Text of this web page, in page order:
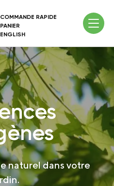
COMMANDE RAPIDE
PANIER
ENGLISH
naturel dans votre